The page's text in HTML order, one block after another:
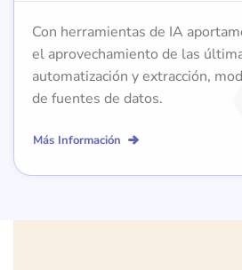
Con herramientas de IA
el aprovechamiento de las
automatización y extracción,
de fuentes de datos.
Más Información